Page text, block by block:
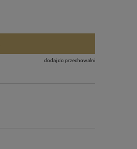
dodaj do przechowalni